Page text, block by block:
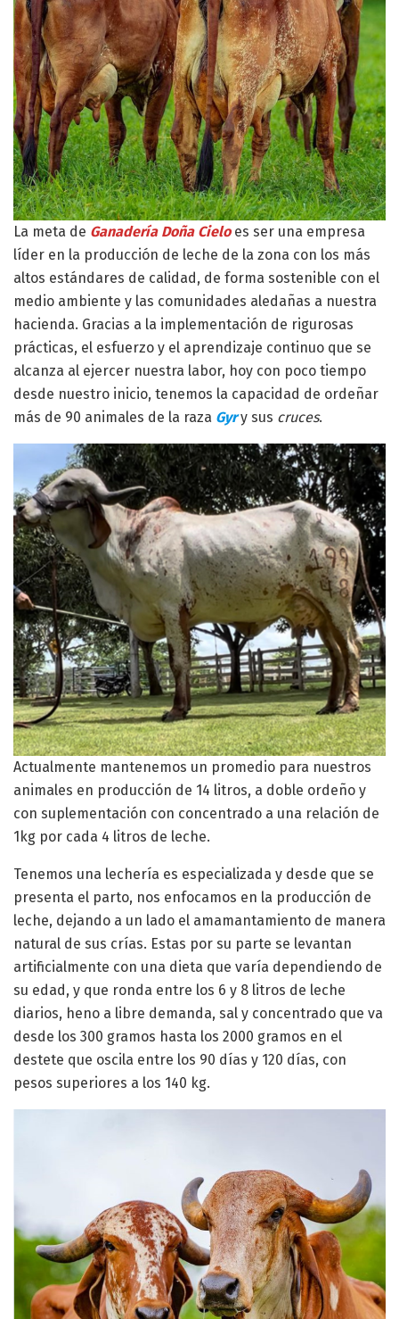
La meta de Ganadería Doña Cieloes ser una empresa
líder en la producción de leche de la zona con los más
altos estándares de calidad, de forma sostenible con el
medio ambiente y las comunidades aledañas a nuestra
hacienda. Gracias a la implementación de rigurosas
prácticas, el esfuerzo y el aprendizaje continuo que se
alcanza al ejercer nuestra labor, hoy con poco tiempo
desde nuestro inicio, tenemos la capacidad de ordeñar
más de 90 animales de la raza Gyry sus cruces.
Actualmente mantenemos un promedio para nuestros
animales en producción de 14 litros, a doble ordeño y
con suplementación con concentrado a una relación de
1kg por cada 4 litros de leche.
Tenemos una lechería es especializada y desde que se
presenta el parto, nos enfocamos en la producción de
leche, dejando a un lado el amamantamiento de manera
natural de sus crías. Estas por su parte se levantan
artificialmente con una dieta que varía dependiendo de
su edad, y que ronda entre los 6 y 8 litros de leche
diarios, heno a libre demanda, sal y concentrado que va
desde los 300 gramos hasta los 2000 gramos en el
destete que oscila entre los 90 días y 120 días, con
pesos superiores a los 140 kg.